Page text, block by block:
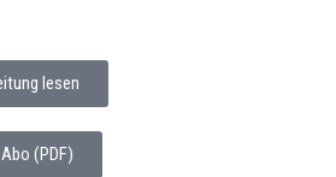
lesen
(PDF)